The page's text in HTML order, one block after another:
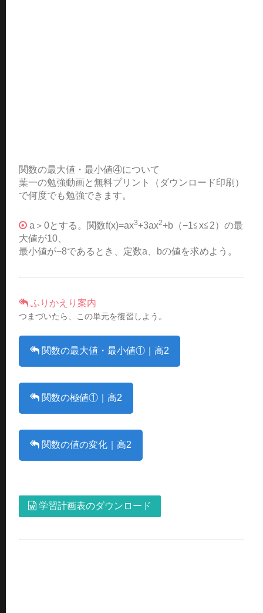
関数の最大値・最小値④について
葉一の勉強動画と無料プリント（ダウンロード印刷）
で何度でも勉強できます。
a＞0とする。関数f(x)=ax3+3ax2+b（−1≦x≦2）の最
大値が10、
最小値が−8であるとき、定数a、bの値を求めよう。
ふりかえり案内
つまづいたら、この単元を復習しよう。
関数の最大値・最小値①｜高2
関数の極値①｜高2
関数の値の変化｜高2
学習計画表のダウンロード